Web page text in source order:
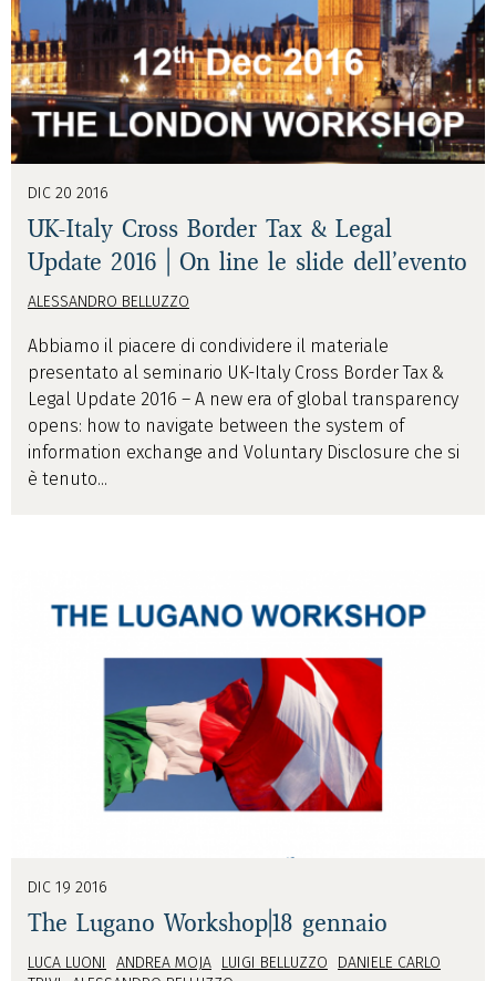
DIC 20 2016
UK-Italy Cross Border Tax & Legal
Update 2016 | On line le slide dell’evento
ALESSANDRO BELLUZZO
Abbiamo il piacere di condividere il materiale
presentato al seminario UK-Italy Cross Border Tax &
Legal Update 2016 – A new era of global transparency
opens: how to navigate between the system of
information exchange and Voluntary Disclosure che si
è tenuto...
DIC 19 2016
The Lugano Workshop|18 gennaio
LUCA LUONI ANDREA MOJA LUIGI BELLUZZO
DANIELE CARLO